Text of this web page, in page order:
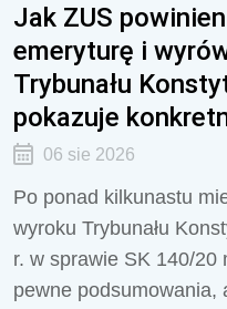
Jak ZUS
emeryturę i
Trybunału
pokazuje
06 sie 2026
Po ponad kilkunastu
wyroku Trybunału
r. w sprawie SK 140/20
pewne podsumowania,